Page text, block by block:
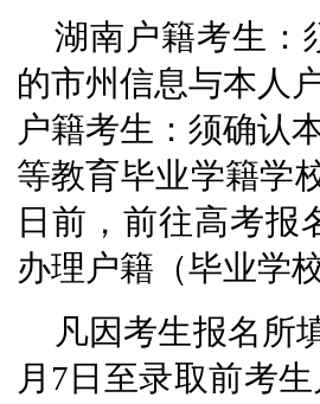
湖南户籍考生：
的市州信息与本人
户籍考生：须确认
等教育毕业学籍学
日前，前往高考报
办理户籍（毕业学
凡因考生报名所
月7日至录取前考